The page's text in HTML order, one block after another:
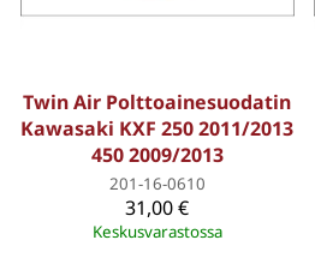
Twin Air Polttoainesuodatin
Kawasaki KXF 250 2011/2013
450 2009/2013
201-16-0610
31,00 €
Keskusvarastossa